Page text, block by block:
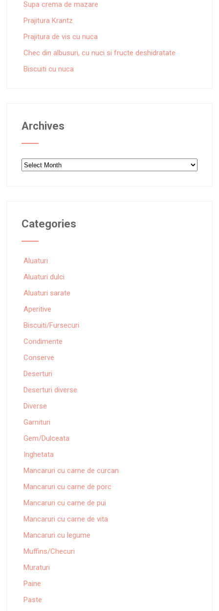
Supa crema de mazare
Prajitura Krantz
Prajitura de vis cu nuca
Chec din albusuri, cu nuci si fructe deshidratate
Biscuiti cu nuca
Archives
Archives
Categories
Aluaturi
Aluaturi dulci
Aluaturi sarate
Aperitive
Biscuiti/Fursecuri
Condimente
Conserve
Deserturi
Deserturi diverse
Diverse
Garnituri
Gem/Dulceata
Inghetata
Mancaruri cu carne de curcan
Mancaruri cu carne de porc
Mancaruri cu carne de pui
Mancaruri cu carne de vita
Mancaruri cu legume
Muffins/Checuri
Muraturi
Paine
Paste